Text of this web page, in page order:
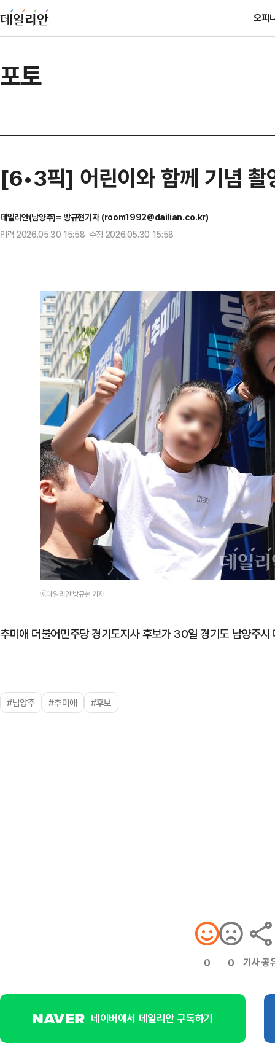
오피
포토
[6•3픽] 어린이와 함께 기념 촬
데일리안(남양주)= 방규현기자 (room1992@dailian.co.kr)
입력 2026.05.30 15:58 수정 2026.05.30 15:58
ⓒ데일리안 방규현 기자
추미애 더불어민주당 경기도지사 후보가 30일 경기도 남양주
#남양주 #추미애 #후보
0 0 기사 공
네이버에서 데일리안 구독하기